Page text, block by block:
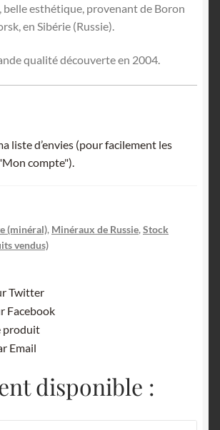
esthétique, provenant de Boron
en Sibérie (Russie).
qualité découverte en 2004.
liste d’envies (pour facilement les
compte").
(minéral), Minéraux de Russie, Stock
vendus)
Twitter
Facebook
produit
Email
disponible :